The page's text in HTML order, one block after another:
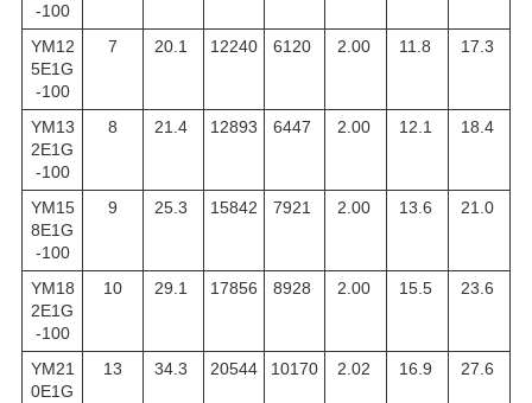
-100
YM12
5E1G
-100
7 20.1 12240 6120 2.00 11.8 17.3
YM13
2E1G
-100
8 21.4 12893 6447 2.00 12.1 18.4
YM15
8E1G
-100
9 25.3 15842 7921 2.00 13.6 21.0
YM18
2E1G
-100
10 29.1 17856 8928 2.00 15.5 23.6
YM21
0E1G
13 34.3 20544 10170 2.02 16.9 27.6